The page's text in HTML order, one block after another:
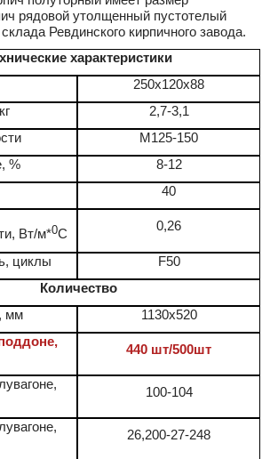
рядовой утолщенный пустотелый
Ревдинского кирпичного завода.
характеристики
250x120x88
2,7-3,1
М125-150
%
8-12
40
Вт/м*0C
0,26
циклы
F50
Количество
мм
1130x520
440 шт/500шт
100-104
26,200-27-248